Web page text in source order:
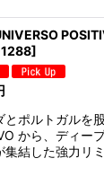
]
とポルトガルを
から、ディー
集結した強力リ